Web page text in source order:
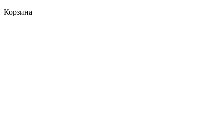
Корзина